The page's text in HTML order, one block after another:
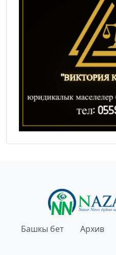
Башкы бет Архив